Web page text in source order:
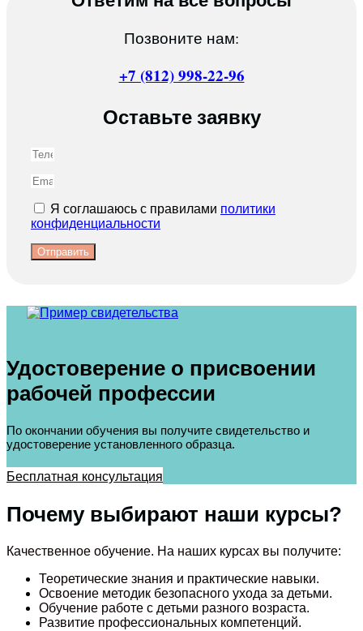
Позвоните нам:
+7 (812) 998-22-96
Оставьте заявку
Я соглашаюсь с правилами политики
конфиденциальности
Отправить
Удостоверение о присвоении
рабочей профессии
По окончании обучения вы получите свидетельство и
удостоверение установленного образца.
Бесплатная консультация
Почему выбирают наши курсы?
Качественное обучение. На наших курсах вы получите:
Теоретические знания и практические навыки.
Освоение методик безопасного ухода за детьми.
Обучение работе с детьми разного возраста.
Развитие профессиональных компетенций.